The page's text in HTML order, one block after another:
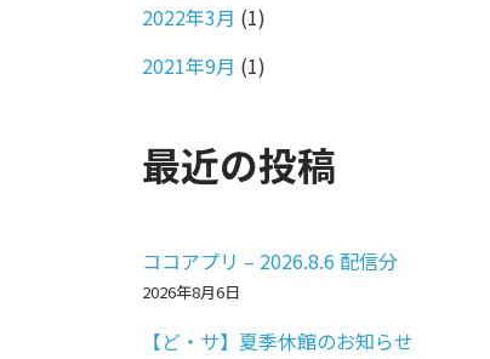
2022年3月 (1)
2021年9月 (1)
最近の投稿
ココアプリ – 2026.8.6 配信分
2026年8月6日
【ど・サ】夏季休館のお知らせ